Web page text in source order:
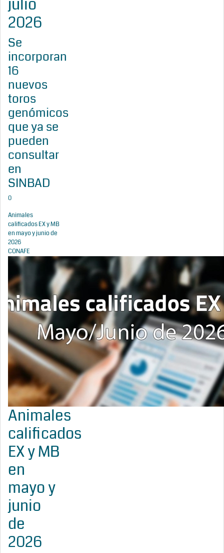
julio
2026
Se
incorporan
16
nuevos
toros
genómicos
que ya se
pueden
consultar
en
SINBAD
0
Animales
calificados EX y MB
en mayo y junio de
2026
CONAFE
Animales
calificados
EX y MB
en
mayo y
junio
de
2026